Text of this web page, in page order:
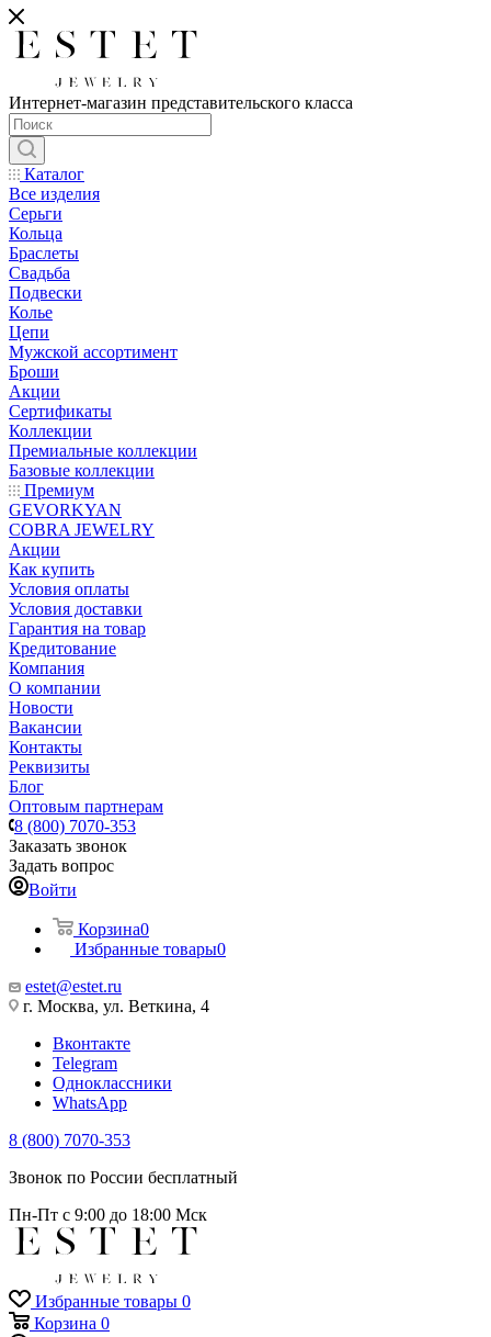
Интернет-магазин представительского класса
Каталог
Все изделия
Серьги
Кольца
Браслеты
Свадьба
Подвески
Колье
Цепи
Мужской ассортимент
Броши
Акции
Сертификаты
Коллекции
Премиальные коллекции
Базовые коллекции
Премиум
GEVORKYAN
COBRA JEWELRY
Акции
Как купить
Условия оплаты
Условия доставки
Гарантия на товар
Кредитование
Компания
О компании
Новости
Вакансии
Контакты
Реквизиты
Блог
Оптовым партнерам
8 (800) 7070-353
Заказать звонок
Задать вопрос
Войти
Корзина0
Избранные товары0
estet@estet.ru
г. Москва, ул. Веткина, 4
Вконтакте
Telegram
Одноклассники
WhatsApp
8 (800) 7070-353
Звонок по России бесплатный
Пн-Пт с 9:00 до 18:00 Мск
Избранные товары 0
Корзина 0